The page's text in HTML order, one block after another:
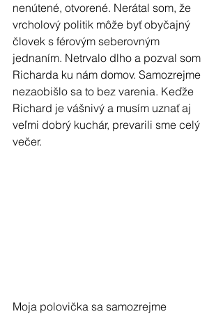
nenútené, otvorené. Nerátal som, že
vrcholový politik môže byť obyčajný
človek s férovým seberovným
jednaním. Netrvalo dlho a pozval som
Richarda ku nám domov. Samozrejme
nezaobišlo sa to bez varenia. Keďže
Richard je vášnivý a musím uznať aj
veľmi dobrý kuchár, prevarili sme celý
večer.
Moja polovička sa samozrejme